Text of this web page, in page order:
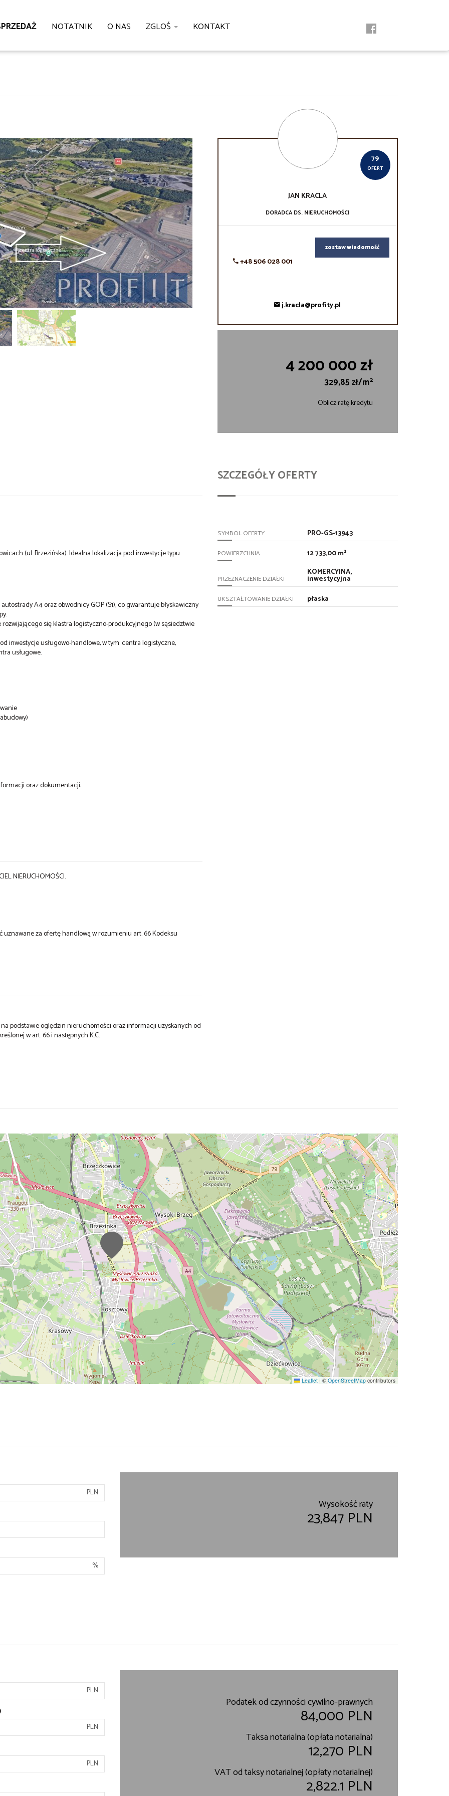
NOTATNIK O NAS ZGLOŚ KONTAKT
79
OFERT
JAN KRACLA
DORADCA DS. NIERUCHOMOŚCI
+48 506 028 001
zostaw wiadomość
j.kracla@profity.pl
4 200 000 zł
329,85 zł/m2
Oblicz ratę kredytu
(ul. Brzezińska). Idealna lokalizacja pod inwestycje typu
A4 oraz obwodnicy GOP (S1), co gwarantuje błyskawiczny
się klastra logistyczno-produkcyjnego (w sąsiedztwie
inwestycje usługowo-handlowe, w tym: centra logistyczne,
usługowe.
oraz dokumentacji:
NIERUCHOMOŚCI.
za ofertę handlową w rozumieniu art. 66 Kodeksu
podstawie oględzin nieruchomości oraz informacji uzyskanych od
w art. 66 i następnych K.C.
SZCZEGÓŁY OFERTY
SYMBOL OFERTY PRO-GS-13943
POWIERZCHNIA 12 733,00 m²
PRZEZNACZENIE DZIAŁKI
KOMERCYJNA,
inwestycyjna
UKSZTAŁTOWANIE DZIAŁKI płaska
Leaflet | © OpenStreetMap contributors
PLN
%
Wysokość raty
23,847 PLN
PLN
PLN
PLN
Podatek od czynności cywilno-prawnych
84,000 PLN
Taksa notarialna (opłata notarialna)
12,270 PLN
VAT od taksy notarialnej (opłaty notarialnej)
2,822.1 PLN